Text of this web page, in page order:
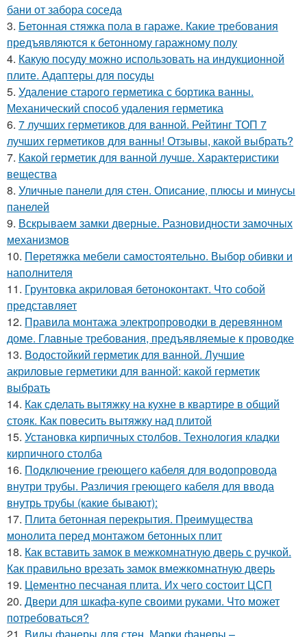
бани от забора соседа
3. Бетонная стяжка пола в гараже. Какие требования
предъявляются к бетонному гаражному полу
4. Какую посуду можно использовать на индукционной
плите. Адаптеры для посуды
5. Удаление старого герметика с бортика ванны.
Механический способ удаления герметика
6. 7 лучших герметиков для ванной. Рейтинг ТОП 7
лучших герметиков для ванны! Отзывы, какой выбрать?
7. Какой герметик для ванной лучше. Характеристики
вещества
8. Уличные панели для стен. Описание, плюсы и минусы
панелей
9. Вскрываем замки дверные. Разновидности замочных
механизмов
10. Перетяжка мебели самостоятельно. Выбор обивки и
наполнителя
11. Грунтовка акриловая бетоноконтакт. Что собой
представляет
12. Правила монтажа электропроводки в деревянном
доме. Главные требования, предъявляемые к проводке
13. Водостойкий герметик для ванной. Лучшие
акриловые герметики для ванной: какой герметик
выбрать
14. Как сделать вытяжку на кухне в квартире в общий
стояк. Как повесить вытяжку над плитой
15. Установка кирпичных столбов. Технология кладки
кирпичного столба
16. Подключение греющего кабеля для водопровода
внутри трубы. Различия греющего кабеля для ввода
внутрь трубы (какие бывают):
17. Плита бетонная перекрытия. Преимущества
монолита перед монтажом бетонных плит
18. Как вставить замок в межкомнатную дверь с ручкой.
Как правильно врезать замок вмежкомнатную дверь
19. Цементно песчаная плита. Их чего состоит ЦСП
20. Двери для шкафа-купе своими руками. Что может
потребоваться?
21. Виды фанеры для стен. Марки фанеры –